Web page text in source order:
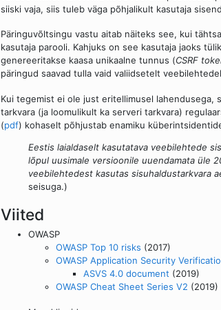
siiski vaja, siis tuleb väga põhjalikult kasutaja
Päringuvõltsingu vastu aitab näiteks see, kui
kasutaja parooli. Kahjuks on see kasutaja jaoks
genereeritakse kaasa unikaalne tunnus (CSRF
päringud saavad tulla vaid valiidsetelt
Kui tegemist ei ole just eritellimusel lahendusega,
tarkvara (ja loomulikult ka serveri tarkvara)
(pdf) kohaselt põhjustab enamiku
Eestis laialdaselt kasutatava veebilehtede
lõpul uusimale versioonile uuendamata üle
veebilehtedest kasutas sisuhaldustarkvara
seisuga.)
Viited
OWASP
OWASP Top 10 risks (2017)
OWASP Application Security
ASVS 4.0 document (2019)
OWASP Cheat Sheet Series V2 (2019)